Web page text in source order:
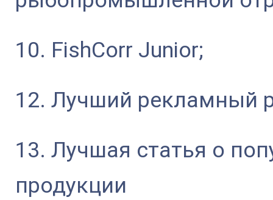
10. FishCorr Junior;
12. Лучший рекламный
13. Лучшая статья о
продукции